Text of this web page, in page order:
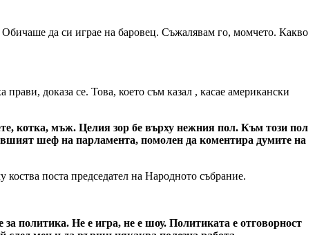
да си играе на баровец. Съжалявам го, момчето. Какво
доказа се. Това, което съм казал , касае американски
котка, мъж. Целия зор бе върху нежния пол. Към този пол
шеф на парламента, помолен да коментира думите на
поста председател на Народното събрание.
политика. Не е игра, не е шоу. Политиката е отговорност